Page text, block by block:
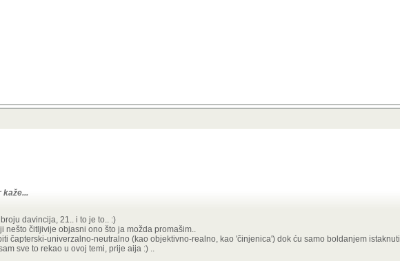
kaže...
nubaru.. trebala bi biti upravo za ovu namjenu odlična dok će za većinu i dalje ostati win.
davincija, 21.. i to je to.. :)
nešto čitljivije objasni ono što ja možda promašim..
čapterski-univerzalno-neutralno (kao objektivno-realno, kao 'činjenica') dok ću samo boldanjem istaknuti
sve to rekao u ovoj temi, prije aija :) ..